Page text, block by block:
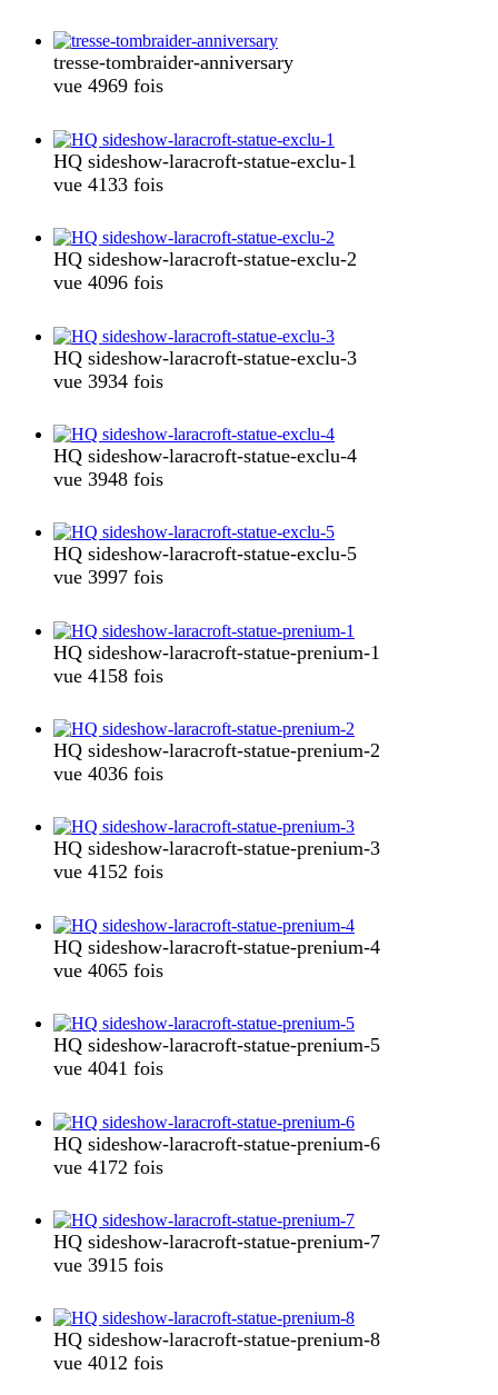
tresse-tombraider-anniversary
vue 4969 fois
HQ sideshow-laracroft-statue-exclu-1
vue 4133 fois
HQ sideshow-laracroft-statue-exclu-2
vue 4096 fois
HQ sideshow-laracroft-statue-exclu-3
vue 3934 fois
HQ sideshow-laracroft-statue-exclu-4
vue 3948 fois
HQ sideshow-laracroft-statue-exclu-5
vue 3997 fois
HQ sideshow-laracroft-statue-prenium-1
vue 4158 fois
HQ sideshow-laracroft-statue-prenium-2
vue 4036 fois
HQ sideshow-laracroft-statue-prenium-3
vue 4152 fois
HQ sideshow-laracroft-statue-prenium-4
vue 4065 fois
HQ sideshow-laracroft-statue-prenium-5
vue 4041 fois
HQ sideshow-laracroft-statue-prenium-6
vue 4172 fois
HQ sideshow-laracroft-statue-prenium-7
vue 3915 fois
HQ sideshow-laracroft-statue-prenium-8
vue 4012 fois